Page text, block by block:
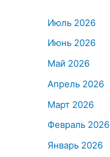
Июль 2026
Июнь 2026
Май 2026
Апрель 2026
Март 2026
Февраль 2026
Январь 2026